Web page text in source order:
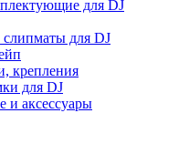
для DJ
для DJ
крепления
для DJ
и аксессуары